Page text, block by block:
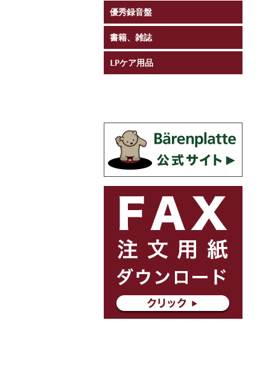
優秀録音盤
書籍、雑誌
LPケア用品